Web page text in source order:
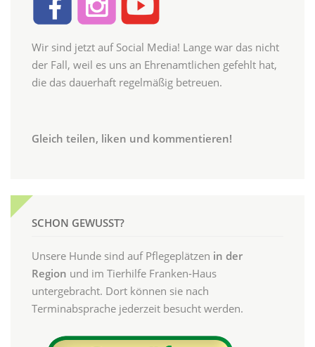
Wir sind jetzt auf Social Media! Lange war das nicht
der Fall, weil es uns an Ehrenamtlichen gefehlt hat,
die das dauerhaft regelmäßig betreuen.
Gleich teilen, liken und kommentieren!
SCHON GEWUSST?
Unsere Hunde sind auf Pflegeplätzen in der
Region und im Tierhilfe Franken-Haus
untergebracht. Dort können sie nach
Terminabsprache jederzeit besucht werden.